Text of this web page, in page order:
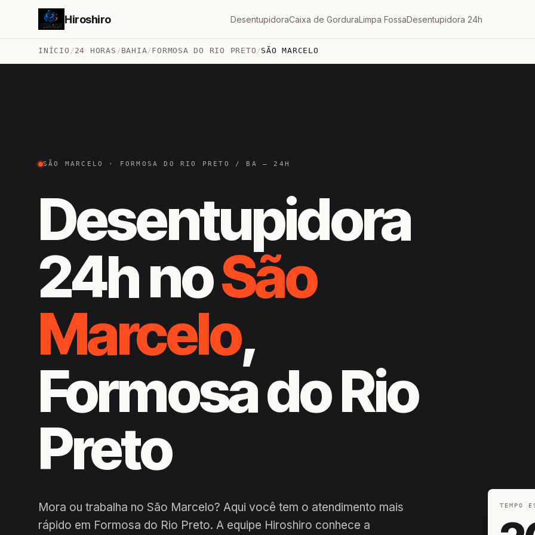
Hiroshiro DesentupidoraCaixa de GorduraLimpa FossaDesentupidora 24h
INÍCIO /24 HORAS /BAHIA/FORMOSA DO RIO PRETO /SÃO MARCELO
SÃO MARCELO · FORMOSA DO RIO PRETO / BA — 24H
Desentupidora
24h noSão
Marcelo,
Formosa do Rio
Preto
Mora ou trabalha no São Marcelo? Aqui você tem o atendimento mais
rápido em Formosa do Rio Preto. A equipe Hiroshiro conhece a
TEMPO